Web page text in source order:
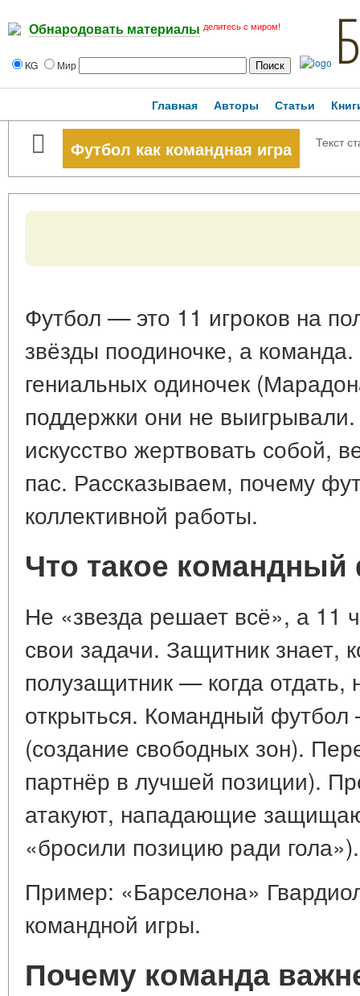
Обнародовать материалы делитесь с миром!
KG Мир
Главная Авторы Статьи
Футбол как командная игра Текст
Футбол — это 11 игроков на
звёзды поодиночке, а
гениальных одиночек
поддержки они не
искусство жертвовать собой,
пас. Рассказываем, почему
коллективной работы.
Что такое
Не «звезда решает всё», а 11
свои задачи. Защитник знает,
полузащитник — когда
открыться. Командный
(создание свободных зон).
партнёр в лучшей позиции).
атакуют, нападающие
«бросили позицию ради гола»).
Пример: «Барселона»
командной игры.
Почему команда